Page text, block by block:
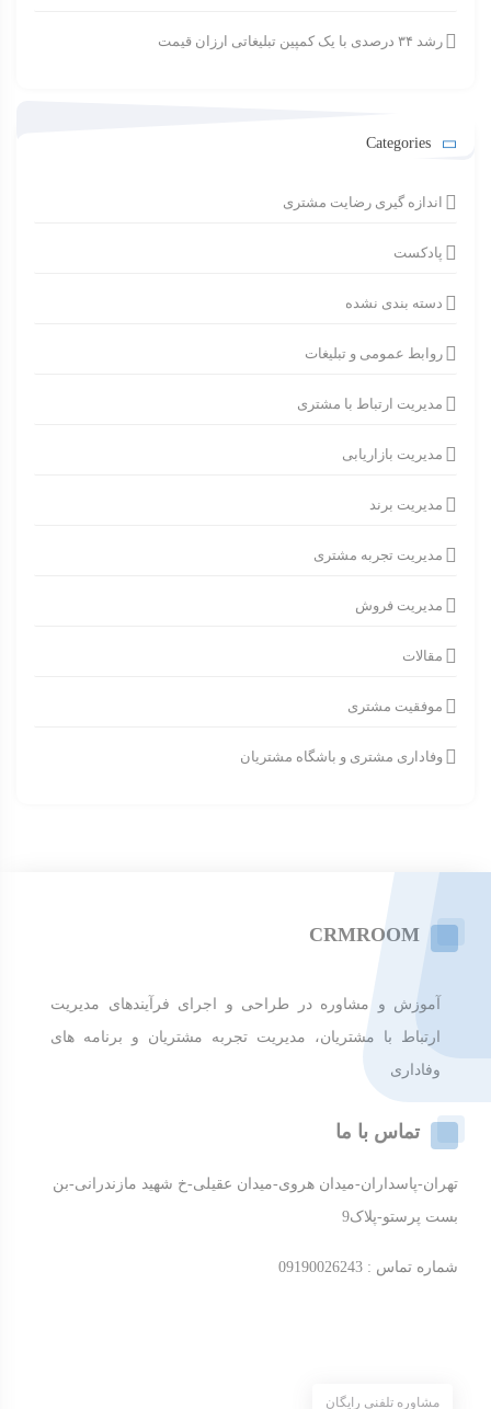
رشد ۳۴ درصدی با یک کمپین تبلیغاتی ارزان قیمت
Categories
اندازه گیری رضایت مشتری
پادکست
دسته بندی نشده
روابط عمومی و تبلیغات
مدیریت ارتباط با مشتری
مدیریت بازاریابی
مدیریت برند
مدیریت تجربه مشتری
مدیریت فروش
مقالات
موفقیت مشتری
وفاداری مشتری و باشگاه مشتریان
CRMROOM
آموزش و مشاوره در طراحی و اجرای فرآیندهای مدیریت
ارتباط با مشتریان، مدیریت تجربه مشتریان و برنامه های
وفاداری
تماس با ما
تهران-پاسداران-میدان هروی-میدان عقیلی-خ شهید مازندرانی-بن
بست پرستو-پلاک9
شماره تماس : 09190026243
مشاوره تلفنی رایگان